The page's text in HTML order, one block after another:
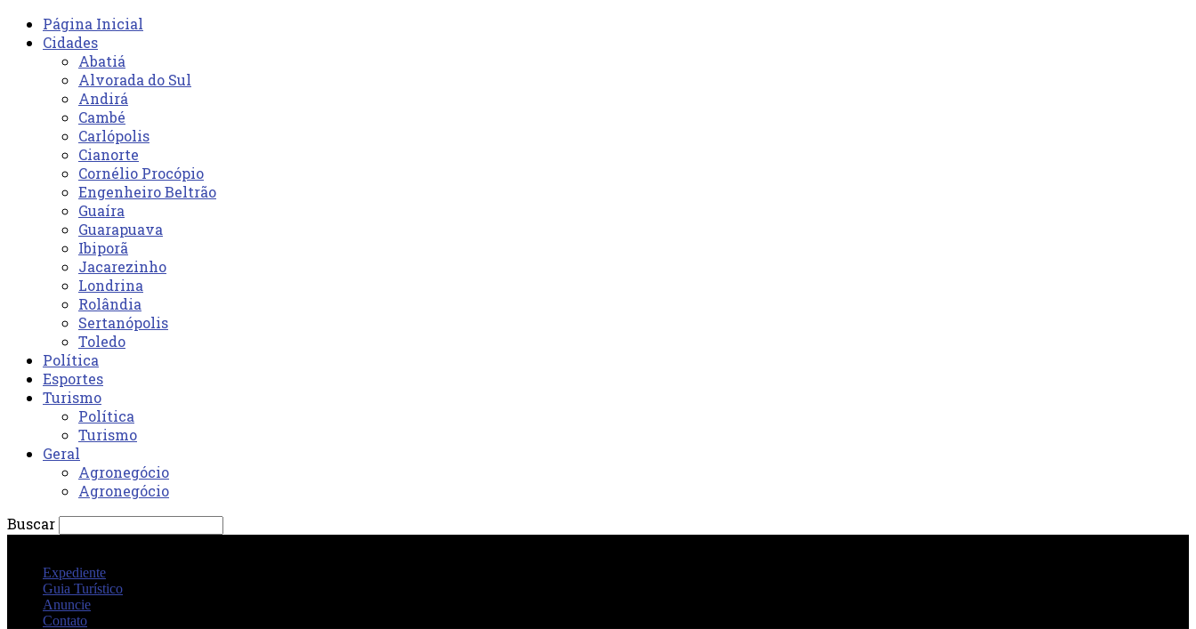
Página Inicial
Cidades
Abatiá
Alvorada do Sul
Andirá
Cambé
Carlópolis
Cianorte
Cornélio Procópio
Engenheiro Beltrão
Guaíra
Guarapuava
Ibiporã
Jacarezinho
Londrina
Rolândia
Sertanópolis
Toledo
Política
Esportes
Turismo
Política
Turismo
Geral
Agronegócio
Agronegócio
Buscar
Expediente
Guia Turístico
Anuncie
Contato